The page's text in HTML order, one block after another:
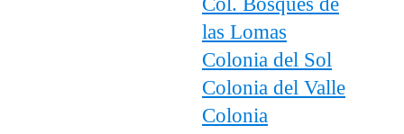
las Lomas
Colonia del Sol
Colonia del Valle
Colonia